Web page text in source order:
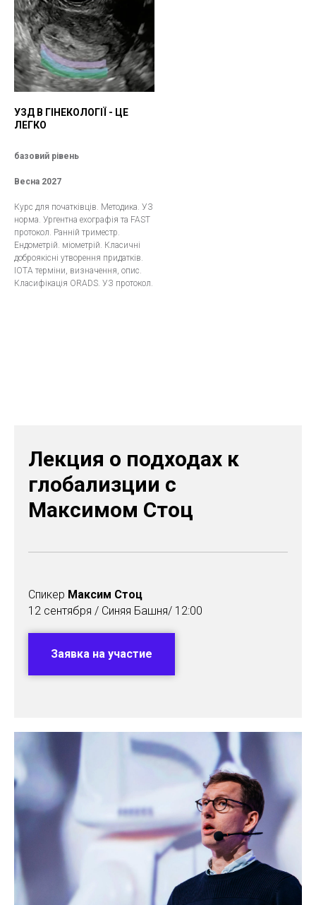
УЗД В ГІНЕКОЛОГІЇ - ЦЕ
ЛЕГКО
базовий рівень
Весна 2027
Курс для початківців. Методика. УЗ
норма. Ургентна ехографія та FAST
протокол. Ранній триместр.
Ендометрій. міометрій. Класичні
доброякісні утворення придатків.
IOTA терміни, визначення, опис.
Класифікація ORADS. УЗ протокол.
Лекция о подходах к
глобализции с
Максимом Стоц
Спикер Максим Стоц
12 сентября / Синяя Башня/ 12:00
Заявка на участие